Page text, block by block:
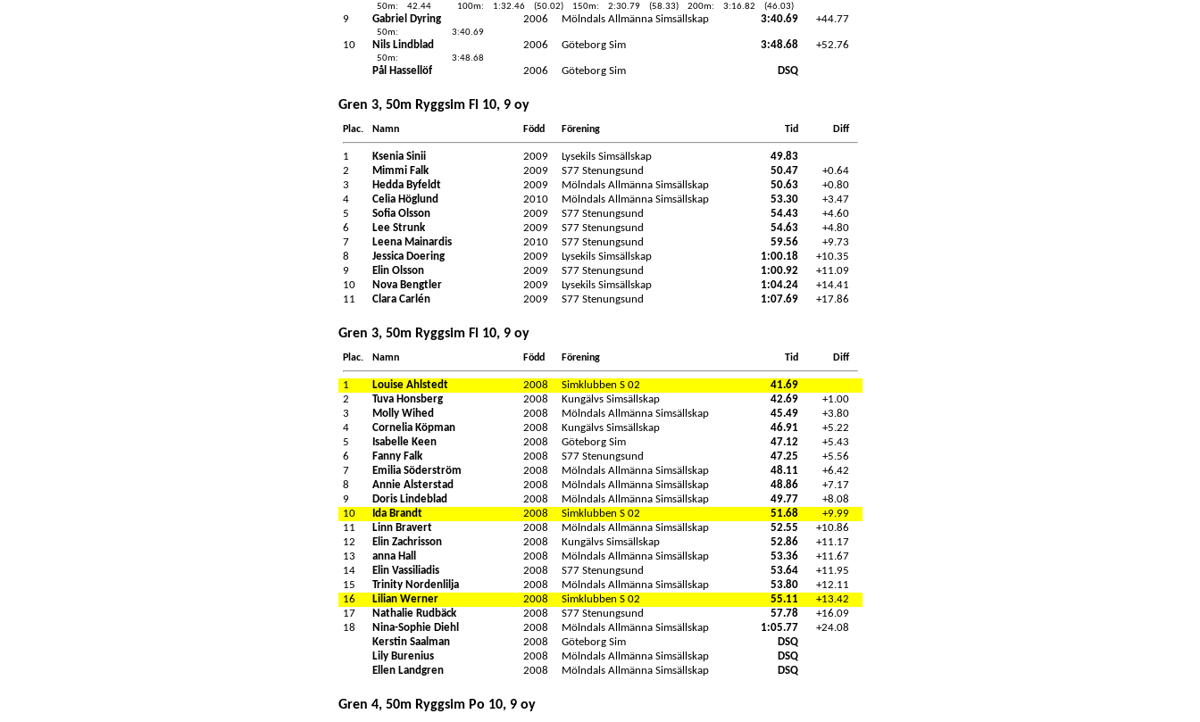
50m: 42.44 100m: 1:32.46 (50.02) 150m: 2:30.79 (58.33) 200m: 3:16.82 (46.03)
9 Gabriel Dyring 2006 Mölndals Allmänna Simsällskap 3:40.69 +44.77
50m: 3:40.69
10 Nils Lindblad 2006 Göteborg Sim 3:48.68 +52.76
50m: 3:48.68
Pål Hassellöf 2006 Göteborg Sim DSQ
Gren 3, 50m Ryggsim Fl 10, 9 oy
Plac. Namn Född Förening Tid Diff
1 Ksenia Sinii 2009 Lysekils Simsällskap
49.83
2
Mimmi Falk 2009 S77 Stenungsund 50.47
+0.64
3
Hedda Byfeldt 2009 Mölndals Allmänna Simsällskap 50.63
+0.80
4
Celia Höglund 2010 Mölndals Allmänna Simsällskap 53.30
+3.47
5
Sofia Olsson 2009 S77 Stenungsund 54.43
+4.60
6
Lee Strunk 2009 S77 Stenungsund 54.63
+4.80
7
Leena Mainardis 2010 S77 Stenungsund 59.56
+9.73
8
Jessica Doering 2009 Lysekils Simsällskap 1:00.18
+10.35
9
Elin Olsson 2009 S77 Stenungsund 1:00.92
+11.09
10
Nova Bengtler 2009 Lysekils Simsällskap 1:04.24
+14.41
11
Clara Carlén 2009 S77 Stenungsund 1:07.69 +17.86
Gren 3, 50m Ryggsim Fl 10, 9 oy
Plac. Namn Född Förening Tid Diff
1 Louise Ahlstedt 2008 Simklubben S 02
41.69
2
Tuva Honsberg 2008 Kungälvs Simsällskap 42.69
+1.00
3
Molly Wihed 2008 Mölndals Allmänna Simsällskap 45.49
+3.80
4
Cornelia Köpman 2008 Kungälvs Simsällskap 46.91
+5.22
5
Isabelle Keen 2008 Göteborg Sim 47.12
+5.43
6
Fanny Falk 2008 S77 Stenungsund 47.25
+5.56
7
Emilia Söderström 2008 Mölndals Allmänna Simsällskap 48.11
+6.42
8
Annie Alsterstad 2008 Mölndals Allmänna Simsällskap 48.86
+7.17
9
Doris Lindeblad 2008 Mölndals Allmänna Simsällskap 49.77
+8.08
10
Ida Brandt 2008 Simklubben S 02 51.68
+9.99
11
Linn Bravert 2008 Mölndals Allmänna Simsällskap 52.55
+10.86
12
Elin Zachrisson 2008 Kungälvs Simsällskap 52.86
+11.17
13
anna Hall 2008 Mölndals Allmänna Simsällskap 53.36
+11.67
14
Elin Vassiliadis 2008 S77 Stenungsund 53.64
+11.95
15
Trinity Nordenlilja 2008 Mölndals Allmänna Simsällskap 53.80
+12.11
16
Lilian Werner 2008 Simklubben S 02 55.11
+13.42
17
Nathalie Rudbäck 2008 S77 Stenungsund 57.78
+16.09
18
Nina-Sophie Diehl 2008 Mölndals Allmänna Simsällskap 1:05.77
+24.08
Kerstin Saalman
2008 Göteborg Sim
DSQ
Lily Burenius
2008 Mölndals Allmänna Simsällskap
DSQ
Ellen Landgren
2008 Mölndals Allmänna Simsällskap DSQ
Gren 4, 50m Ryggsim Po 10, 9 oy